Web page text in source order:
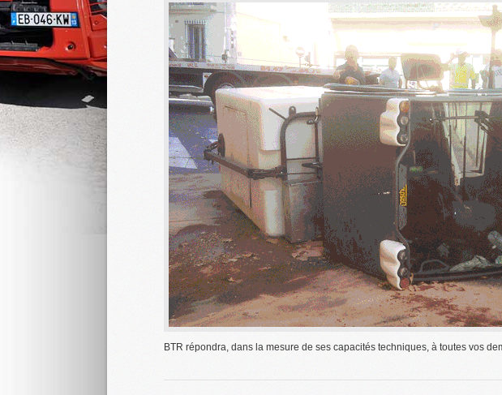
BTR répondra, dans la mesure de ses capacités techniques, à toutes vos